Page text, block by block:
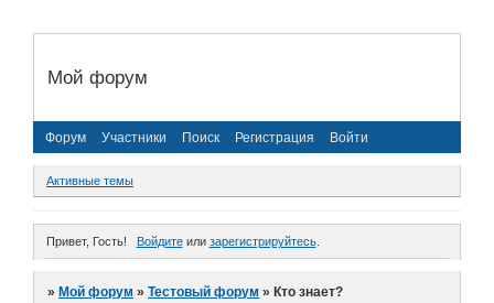
Мой форум
Форум Участники Поиск Регистрация Войти
Активные темы
Привет, Гость! Войдитеили зарегистрируйтесь.
»Мой форум »Тестовый форум »Кто знает?